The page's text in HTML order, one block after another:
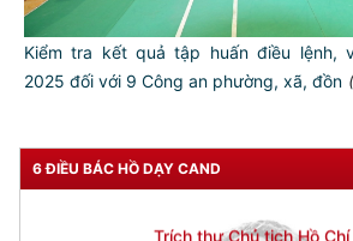
Kiểm tra kết quả tập huấn điều lệnh,
2025 đối với 9 Công an phường, xã, đồn
6 ĐIỀU BÁC HỒ DẠY CAND
Đối với công việc, phải
TẬN TỤY
Đối với địch, phải
Trích thư Chủ tịch Hồ
gửi Công an Khu XII,
ngày 11 tháng 3 năm